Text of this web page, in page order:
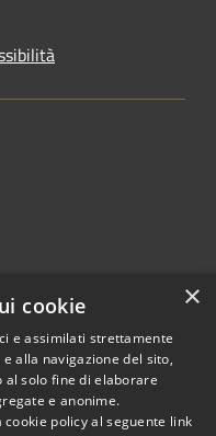
© 2026 • Comune di
×
cookie
e assimilati strettamente
alla navigazione del sito,
al solo fine di elaborare
e anonime.
policy al seguente link